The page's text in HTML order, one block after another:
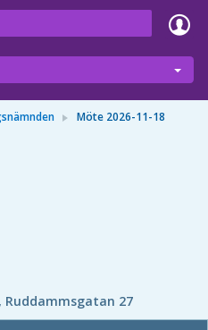
Möte 2026-11-18
27